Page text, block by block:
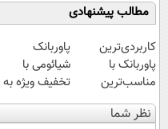
مطالب پیشنهادی
کاربردی‌ترین
پاوربانک با
مناسب‌ترین
قیمت❗
پاوربانک
شیائومی با
تخفیف ویژه به
مدت محدود🔥
نظر شما